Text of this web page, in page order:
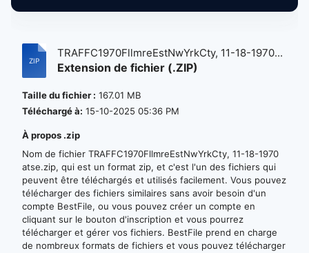
TRAFFC1970FllmreEstNwYrkCty, 11-18-1970...
Extension de fichier (.ZIP)
Taille du fichier : 167.01 MB
Téléchargé à: 15-10-2025 05:36 PM
À propos .zip
Nom de fichier TRAFFC1970FllmreEstNwYrkCty, 11-18-1970
atse.zip, qui est un format zip, et c'est l'un des fichiers qui
peuvent être téléchargés et utilisés facilement. Vous pouvez
télécharger des fichiers similaires sans avoir besoin d'un
compte BestFile, ou vous pouvez créer un compte en
cliquant sur le bouton d'inscription et vous pourrez
télécharger et gérer vos fichiers. BestFile prend en charge
de nombreux formats de fichiers et vous pouvez télécharger